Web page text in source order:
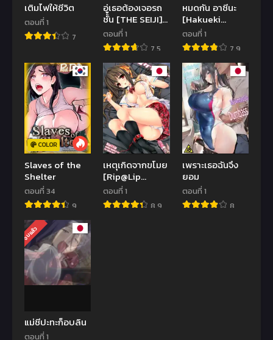
เติมไฟให้ชีวิต
ตอนที่ 1
7
อู่เธอต้องเจอรถ
ชั้น [THE SEIJI]
Hamichichi
Onee-san
~Kinyoubi wa
Hentai~ Ch. 1 –
I Wash Your
Car
ตอนที่ 1
7.5
หมดกัน อาซีนะ
[Hakueki
Shobou (A-
Teru Haito)]
Sow ART IFLINE
(Sword Art
Online)
ตอนที่ 1
7.9
COLOR
Slaves of the
Shelter
ตอนที่ 34
9
เหตุเกิดจากขโมย
[Rip@Lip
(Mizuhara
Yuu)] Ikenai
Koto | We Can’t
ตอนที่ 1
8.9
เพราะเธอฉันจึง
ยอม
ตอนที่ 1
8
จบแล้ว
แม่ชีปะทะก็อบลิน
ตอนที่ 1